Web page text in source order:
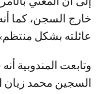
خارج السجن، كما
عائلته بشكل
وتابعت المندوبية
السجين محمد زيان